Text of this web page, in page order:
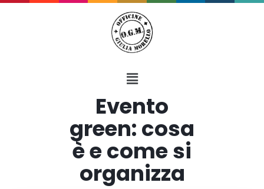
Evento
green: cosa
è e come si
organizza